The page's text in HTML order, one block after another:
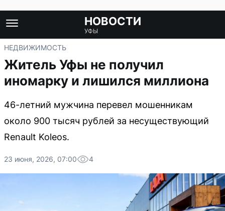
НОВОСТИ
УФЫ
НЕДВИЖИМОСТЬ
Житель Уфы не получил
иномарку и лишился миллиона
46-летний мужчина перевел мошенникам
около 900 тысяч рублей за несуществующий
Renault Koleos.
23 июня, 2026, 07:00 4